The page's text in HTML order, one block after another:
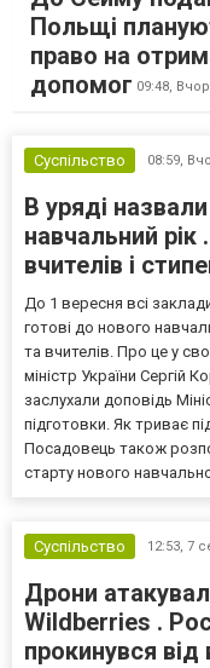
Польщі
право на
допомог 09:48,
Суспільство 08:59,
В уряді
навчальний рік
вчителів і
До 1 вересня всі
готові до нового
та вчителів. Про це у
міністр України Сергій
заслухали доповідь
підготовки. Як триває
Посадовець також
старту нового
Суспільство 12:53, 7
Дрони
Wildberries .
прокинувся від